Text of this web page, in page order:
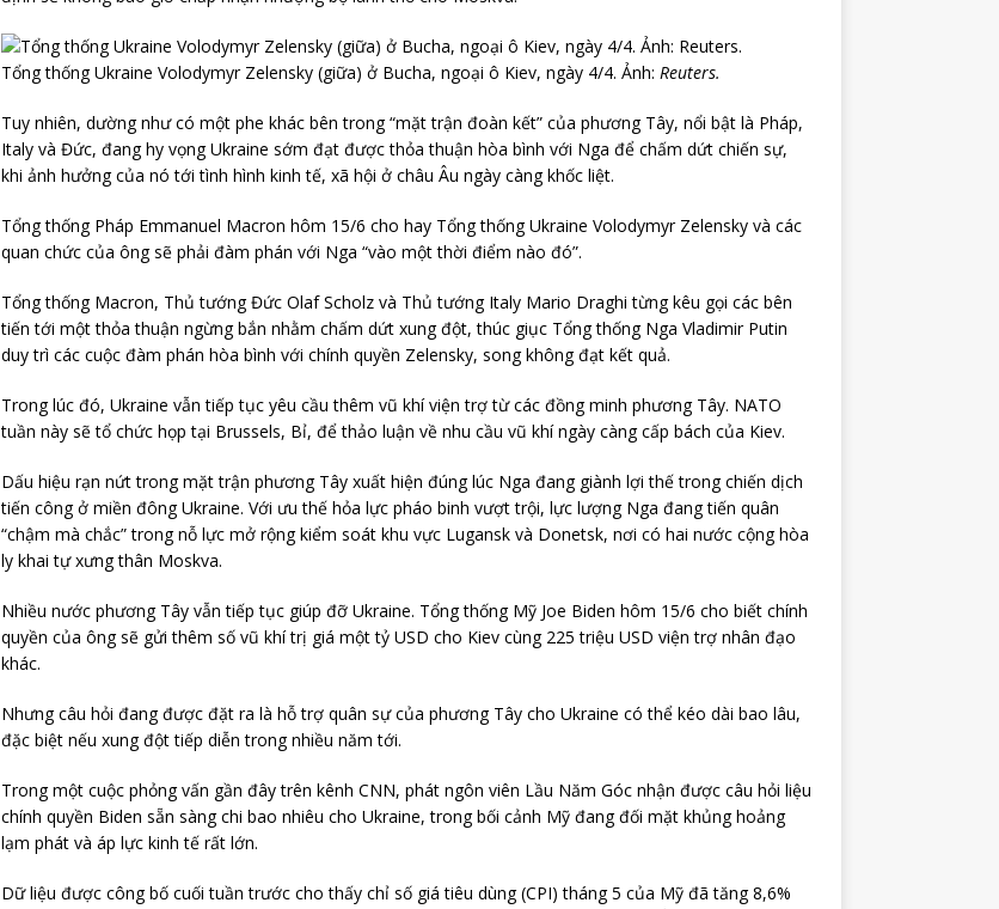
Tổng thống Ukraine Volodymyr Zelensky (giữa) ở Bucha, ngoại ô Kiev, ngày 4/4. Ảnh: Reuters.
Tuy nhiên, dường như có một phe khác bên trong “mặt trận đoàn kết” của phương Tây, nổi bật là Pháp,
Italy và Đức, đang hy vọng Ukraine sớm đạt được thỏa thuận hòa bình với Nga để chấm dứt chiến sự,
khi ảnh hưởng của nó tới tình hình kinh tế, xã hội ở châu Âu ngày càng khốc liệt.
Tổng thống Pháp Emmanuel Macron hôm 15/6 cho hay Tổng thống Ukraine Volodymyr Zelensky và các
quan chức của ông sẽ phải đàm phán với Nga “vào một thời điểm nào đó”.
Tổng thống Macron, Thủ tướng Đức Olaf Scholz và Thủ tướng Italy Mario Draghi từng kêu gọi các bên
tiến tới một thỏa thuận ngừng bắn nhằm chấm dứt xung đột, thúc giục Tổng thống Nga Vladimir Putin
duy trì các cuộc đàm phán hòa bình với chính quyền Zelensky, song không đạt kết quả.
Trong lúc đó, Ukraine vẫn tiếp tục yêu cầu thêm vũ khí viện trợ từ các đồng minh phương Tây. NATO
tuần này sẽ tổ chức họp tại Brussels, Bỉ, để thảo luận về nhu cầu vũ khí ngày càng cấp bách của Kiev.
Dấu hiệu rạn nứt trong mặt trận phương Tây xuất hiện đúng lúc Nga đang giành lợi thế trong chiến dịch
tiến công ở miền đông Ukraine. Với ưu thế hỏa lực pháo binh vượt trội, lực lượng Nga đang tiến quân
“chậm mà chắc” trong nỗ lực mở rộng kiểm soát khu vực Lugansk và Donetsk, nơi có hai nước cộng hòa
ly khai tự xưng thân Moskva.
Nhiều nước phương Tây vẫn tiếp tục giúp đỡ Ukraine. Tổng thống Mỹ Joe Biden hôm 15/6 cho biết chính
quyền của ông sẽ gửi thêm số vũ khí trị giá một tỷ USD cho Kiev cùng 225 triệu USD viện trợ nhân đạo
khác.
Nhưng câu hỏi đang được đặt ra là hỗ trợ quân sự của phương Tây cho Ukraine có thể kéo dài bao lâu,
đặc biệt nếu xung đột tiếp diễn trong nhiều năm tới.
Trong một cuộc phỏng vấn gần đây trên kênh CNN, phát ngôn viên Lầu Năm Góc nhận được câu hỏi liệu
chính quyền Biden sẵn sàng chi bao nhiêu cho Ukraine, trong bối cảnh Mỹ đang đối mặt khủng hoảng
lạm phát và áp lực kinh tế rất lớn.
Dữ liệu được công bố cuối tuần trước cho thấy chỉ số giá tiêu dùng (CPI) tháng 5 của Mỹ đã tăng 8,6%